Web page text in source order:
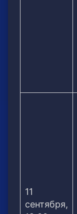
11
сентября,